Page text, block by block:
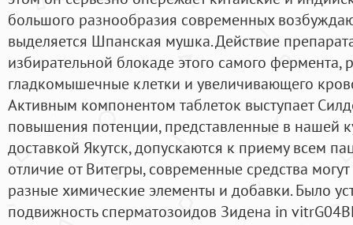
большого разнообразия современных
выделяется Шпанская мушка. Действие
избирательной блокаде этого самого фермента,
гладкомышечные клетки и увеличивающего
Активным компонентом таблеток выступает
повышения потенции, представленные в нашей
доставкой Якутск, допускаются к приему всем
отличие от Витегры, современные средства
разные химические элементы и добавки. Было
подвижность сперматозоидов Зидена in